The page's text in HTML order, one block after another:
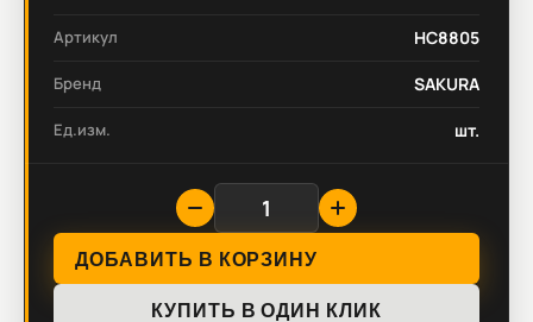
Артикул HC8805
Бренд SAKURA
Ед.изм. шт.
ДОБАВИТЬ В КОРЗИНУ
КУПИТЬ В ОДИН КЛИК